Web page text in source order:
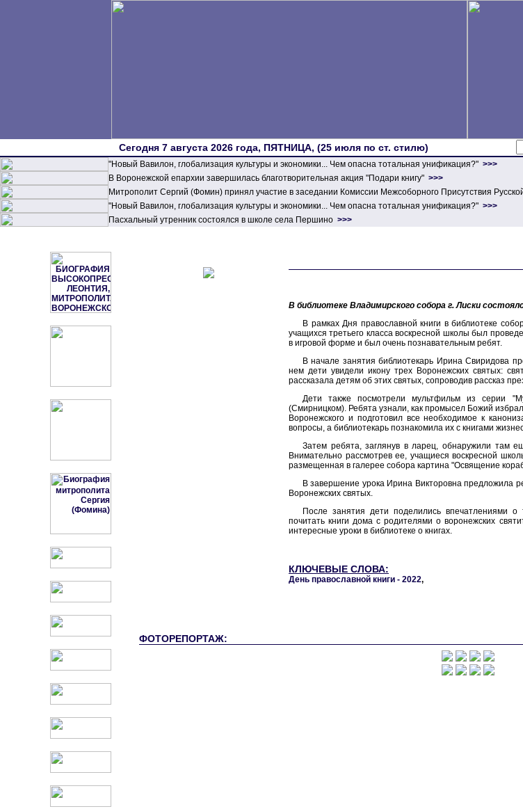
Сегодня 7 августа 2026 года, ПЯТНИЦА, (25 июля по ст. стилю)
"Новый Вавилон, глобализация культуры и экономики... Чем опасна тотальная унификация?" >>>
В Воронежской епархии завершилась благотворительная акция "Подари книгу" >>>
Митрополит Сергий (Фомин) принял участие в заседании Комиссии Межсоборного Присутствия
"Новый Вавилон, глобализация культуры и экономики... Чем опасна тотальная унификация?" >>>
Пасхальный утренник состоялся в школе села Першино >>>
В библиотеке Владимирского собора г. Лиски
В рамках Дня православной книги в библиотеке
учащихся третьего класса воскресной школы был
в игровой форме и был очень познавательным ребят.
В начале занятия библиотекарь Ирина Свиридова
нем дети увидели икону трех Воронежских святых:
рассказала детям об этих святых, сопроводив рассказ
Дети также посмотрели мультфильм из серии
(Смирницком). Ребята узнали, как промысел Божий
Воронежского и подготовил все необходимое к
вопросы, а библиотекарь познакомила их с книгами
Затем ребята, заглянув в ларец, обнаружили там
Внимательно рассмотрев ее, учащиеся воскресной
размещенная в галерее собора картина "Освящение
В завершение урока Ирина Викторовна предложила
Воронежских святых.
После занятия дети поделились впечатлениями
почитать книги дома с родителями о воронежских
интересные уроки в библиотеке о книгах.
КЛЮЧЕВЫЕ СЛОВА:
День православной книги - 2022,
ФОТОРЕПОРТАЖ: